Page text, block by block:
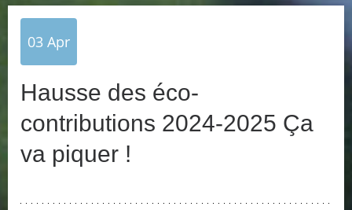
03 Apr
Hausse des éco-
contributions 2024-2025 Ça
va piquer !